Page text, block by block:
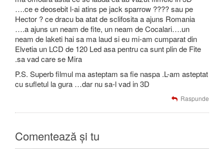
….ce e deosebit l-ai atins pe jack sparrow ???? sau pe
Hector ? ce dracu ba atat de sclifosita a ajuns Romania
….a ajuns un neam de fite, un neam de Cocalari….un
neam de laketi hai sa ma laud si eu mi-am cumparat din
Elvetia un LCD de 120 Led asa pentru ca sunt plin de Fite
.sa vad care se Mira
P.S. Superb filmul ma asteptam sa fie naspa .L-am asteptat
cu sufletul la gura …dar nu sa-l vad in 3D
Raspunde
Comentează și tu